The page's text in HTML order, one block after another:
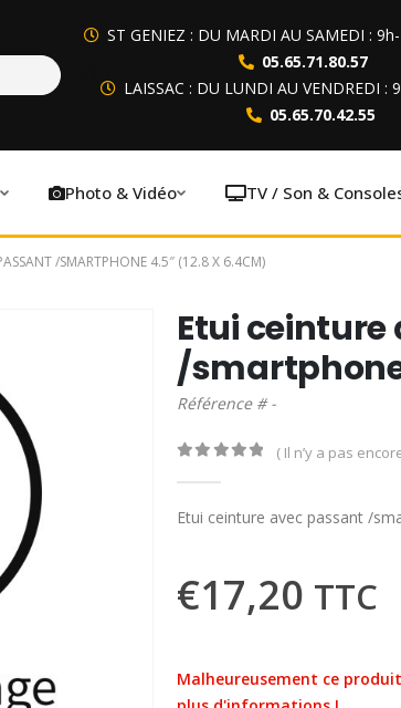
ST GENIEZ : DU MARDI AU SAMEDI :
05.65.71.80.57
LAISSAC : DU LUNDI AU VENDREDI :
05.65.70.42.55
Photo & Vidéo TV / Son &
/SMARTPHONE 4.5″ (12.8 X 6.4CM)
Etui
/smartphone
Référence # -
( Il n’y a pas
Etui ceinture avec passant /
€17,20 TTC
Malheureusement ce